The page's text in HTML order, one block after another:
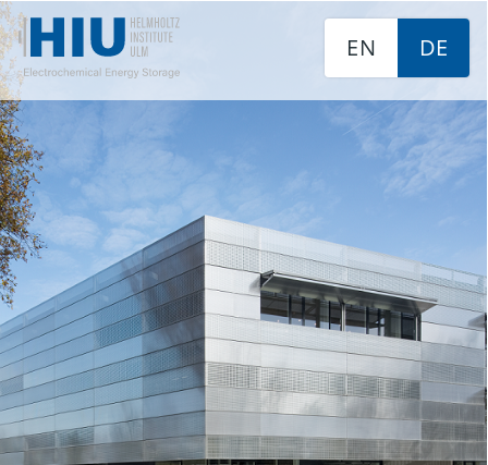
EN DE